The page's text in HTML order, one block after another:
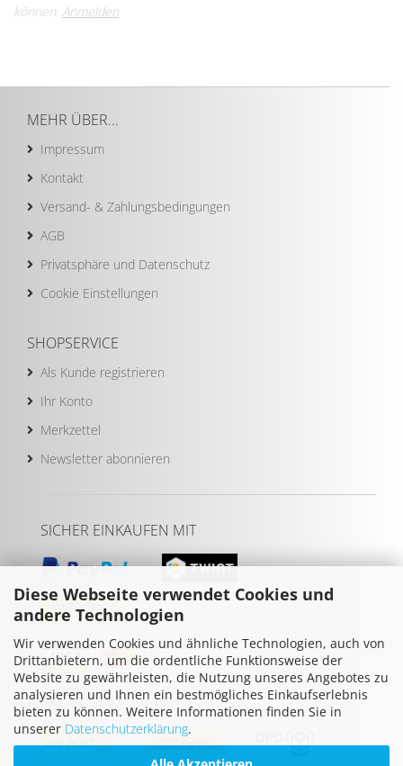
Diese Webseite verwendet Cookies und
andere Technologien
Wir verwenden Cookies und ähnliche Technologien, auch von
Drittanbietern, um die ordentliche Funktionsweise der
Website zu gewährleisten, die Nutzung unseres Angebotes zu
analysieren und Ihnen ein bestmögliches Einkaufserlebnis
bieten zu können. Weitere Informationen finden Sie in
unserer Datenschutzerklärung.
können. Anmelden
MEHR ÜBER...
Impressum
Kontakt
Versand- & Zahlungsbedingungen
AGB
Privatsphäre und Datenschutz
Cookie Einstellungen
SHOPSERVICE
Als Kunde registrieren
Ihr Konto
Merkzettel
Newsletter abonnieren
SICHER EINKAUFEN MIT
WIR VERSENDEN MIT